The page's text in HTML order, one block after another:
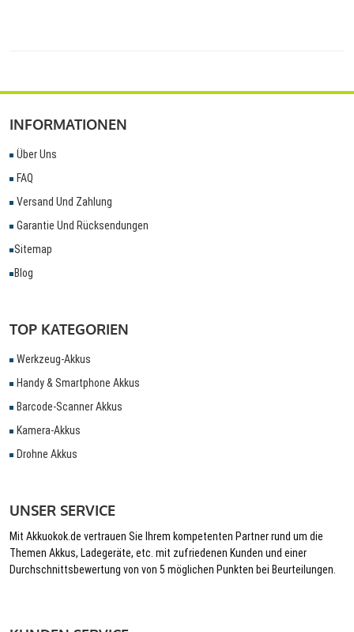
INFORMATIONEN
Über Uns
FAQ
Versand Und Zahlung
Garantie Und Rücksendungen
Sitemap
Blog
TOP KATEGORIEN
Werkzeug-Akkus
Handy & Smartphone Akkus
Barcode-Scanner Akkus
Kamera-Akkus
Drohne Akkus
UNSER SERVICE
Mit Akkuokok.de vertrauen Sie Ihrem kompetenten Partner rund um die
Themen Akkus, Ladegeräte, etc. mit zufriedenen Kunden und einer
Durchschnittsbewertung von von 5 möglichen Punkten bei Beurteilungen.